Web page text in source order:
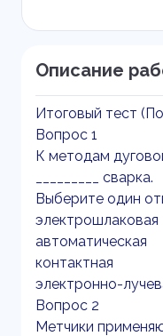
Описание
Итоговый тест
Вопрос 1
К методам
_________ сварка.
Выберите один
электрошлаковая
автоматическая
контактная
электронно-
Вопрос 2
Метчики